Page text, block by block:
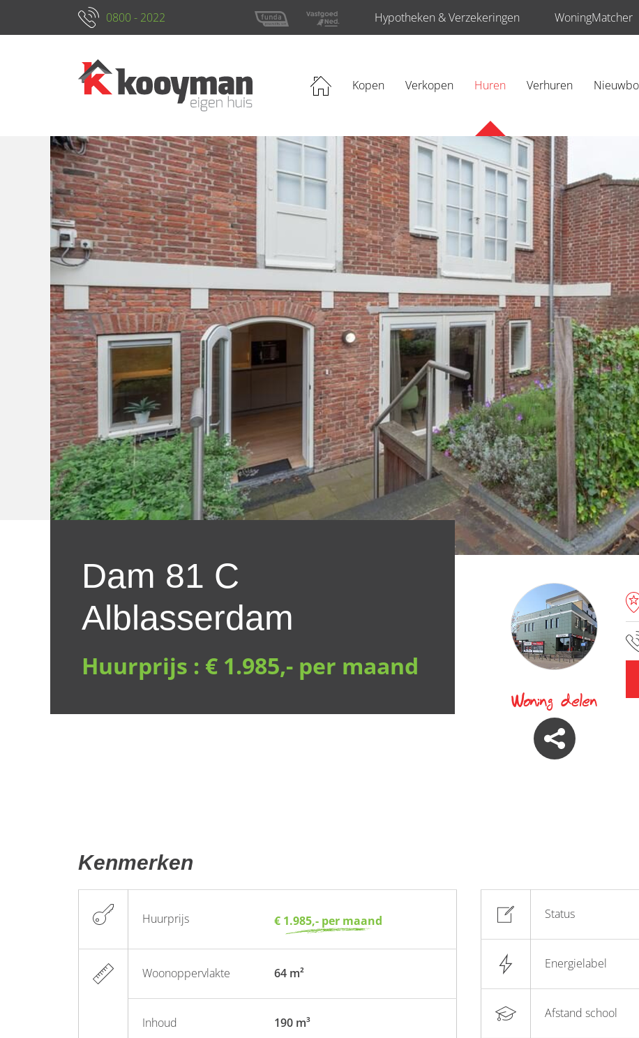
0800 - 2022 WoningMatcher
Hypotheken & Verzekeringen
Kopen Verkopen Huren Verhuren
Dam 81 C
Alblasserdam
Huurprijs : € 1.985,- per maand
Woning delen
Kenmerken
Kenmerken
Huurprijs € 1.985,- per maand
Woonoppervlakte 64 m²
Inhoud 190 m³
Status
Energielabel
Afstand school